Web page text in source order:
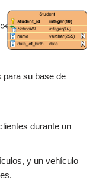
para su base de
durante un
y un vehículo